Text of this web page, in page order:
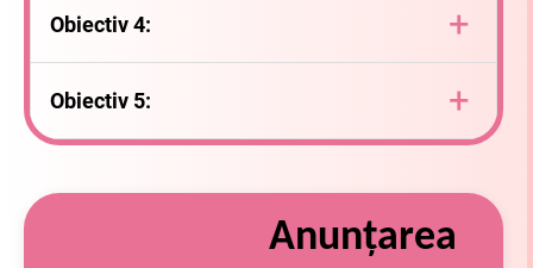
să identifice personajele și să le clasifice;
Obiectiv4: +
să cunoască semnificațiile textului;
Obiectiv 5: +
în operă literară studiată
Anunţarea